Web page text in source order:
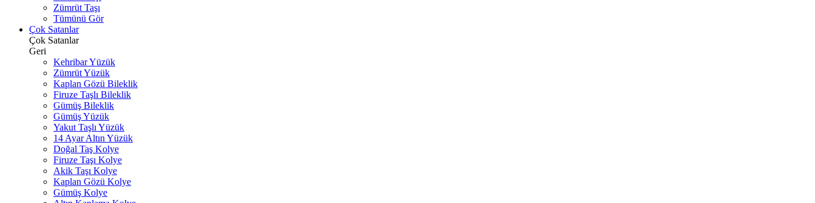
Zümrüt Taşı
Tümünü Gör
Çok Satanlar
Çok Satanlar
Geri
Kehribar Yüzük
Zümrüt Yüzük
Kaplan Gözü Bileklik
Firuze Taşlı Bileklik
Gümüş Bileklik
Gümüş Yüzük
Yakut Taşlı Yüzük
14 Ayar Altın Yüzük
Doğal Taş Kolye
Firuze Taşı Kolye
Akik Taşı Kolye
Kaplan Gözü Kolye
Gümüş Kolye